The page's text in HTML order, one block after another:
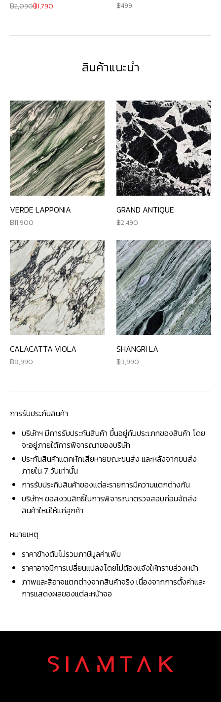
2,090 1,790 499
สินค้าแนะนำ
VERDE LAPPONIA
11,900
GRAND ANTIQUE
2,490
CALACATTA VIOLA
8,990
SHANGRI LA
3,990
การรับประกันสินค้า
บริษัทฯ มีการรับประกันสินค้า ขึ้นอยู่กับประเภทของสินค้า โดย
จะอยู่ภายใต้การพิจารณาของบริษัท
ประกันสินค้าแตกหักเสียหายขณะขนส่ง และหลังจากขนส่ง
ภายใน 7 วันเท่านั้น
การรับประกินสินค้าของแต่ละรายการมีความแตกต่างกัน
บริษัทฯ ขอสงวนสิทธิ์ในการพิจารณาตรวจสอบก่อนจัดส่ง
สินค้าใหม่ให้แก่ลูกค้า
หมายเหตุ
ราคาข้างต้นไม่รวมภาษีมูลค่าเพิ่ม
ราคาอาจมีการเปลี่ยนแปลงโดยไม่ต้องแจ้งให้ทราบล่วงหน้า
ภาพและสีอาจแตกต่างจากสินค้าจริง เนื่องจากการตั้งค่าและ
การแสดงผลของแต่ละหน้าจอ